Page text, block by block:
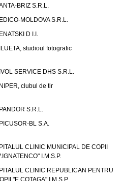
BRIZ S.R.L.
MOLDOVA S.R.L.
D I.I.
studioul fotografic
SERVICE DHS S.R.L.
clubul de tir
S.R.L.
BL S.A.
CLINIC MUNICIPAL DE COPII
I.M.S.P.
CLINIC REPUBLICAN PENTRU
"E.COTAGA" I.M.S.P.